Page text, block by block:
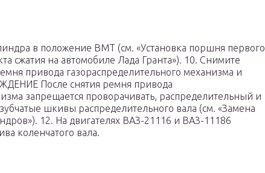
в положение ВМТ (см. «Установка поршня первого
сжатия на автомобиле Лада Гранта»). 10. Снимите
привода газораспределительного механизма и
После снятия ремня привода
запрещается проворачивать, распределительный и
шкивы распределительного вала (см. «Замена
12. На двигателях ВАЗ-21116 и ВАЗ-11186
коленчатого вала.